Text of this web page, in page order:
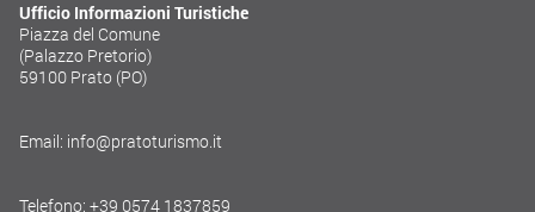
Ufficio Informazioni Turistiche
Piazza del Comune
(Palazzo Pretorio)
59100 Prato (PO)
Email: info@pratoturismo.it
Telefono: +39 0574 1837859